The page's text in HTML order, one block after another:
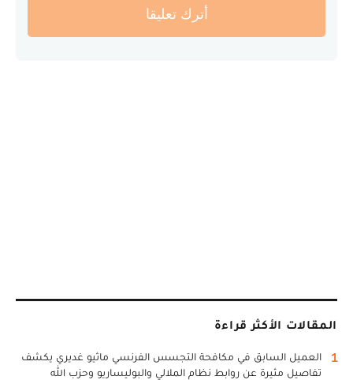
أترك تعليقا
المقالات الأكثر قراءة
1
العميل السابق في مكافحة التجسس الفرنسي ماثيو غديري يكشف
تفاصيل مثيرة عن روابط نظام الملالي والبوليساريو وحزب الله